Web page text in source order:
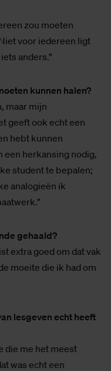
zou moeten
voor iedereen ligt
anders.”
kunnen halen?
maar mijn
geeft ook echt een
hebt kunnen
een herkansing nodig,
student te bepalen;
analogieën ik
gehaald?
extra goed om dat vak
moeite die ik had om
lesgeven echt heeft
die me het meest
was echt een